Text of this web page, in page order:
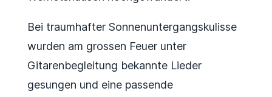
Bei traumhafter Sonnenuntergangskulisse
wurden am grossen Feuer unter
Gitarenbegleitung bekannte Lieder
gesungen und eine passende